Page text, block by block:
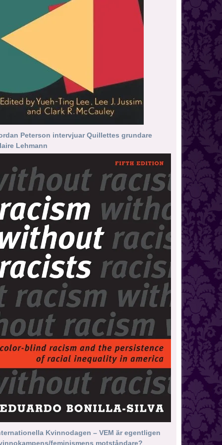
Peterson intervjuar Quillettes grundare
Lehmann
Kvinnodagen – VEM är egentligen
feminismens motståndare?